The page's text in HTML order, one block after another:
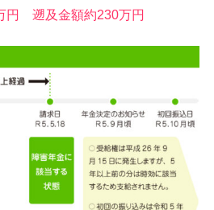
円 遡及金額約230万円